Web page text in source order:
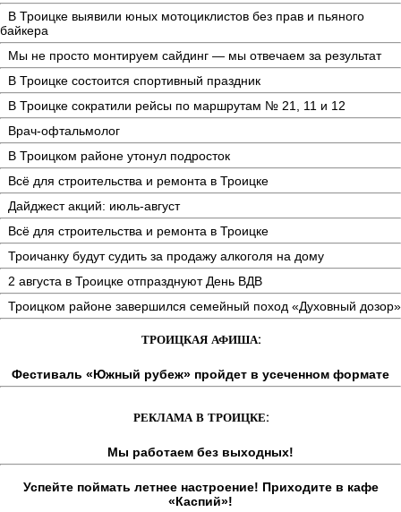
В Троицке выявили юных мотоциклистов без прав и пьяного
байкера
Мы не просто монтируем сайдинг — мы отвечаем за результат
В Троицке состоится спортивный праздник
В Троицке сократили рейсы по маршрутам № 21, 11 и 12
Врач-офтальмолог
В Троицком районе утонул подросток
Всё для строительства и ремонта в Троицке
Дайджест акций: июль-август
Всё для строительства и ремонта в Троицке
Троичанку будут судить за продажу алкоголя на дому
2 августа в Троицке отпразднуют День ВДВ
Троицком районе завершился семейный поход «Духовный дозор»
ТРОИЦКАЯ АФИША:
Фестиваль «Южный рубеж» пройдет в усеченном формате
РЕКЛАМА В ТРОИЦКЕ:
Мы работаем без выходных!
Успейте поймать летнее настроение! Приходите в кафе
«Каспий»!